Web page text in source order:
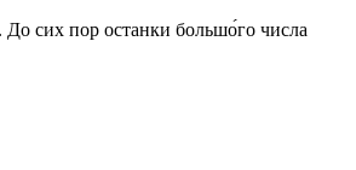
сих пор останки большо́го числа